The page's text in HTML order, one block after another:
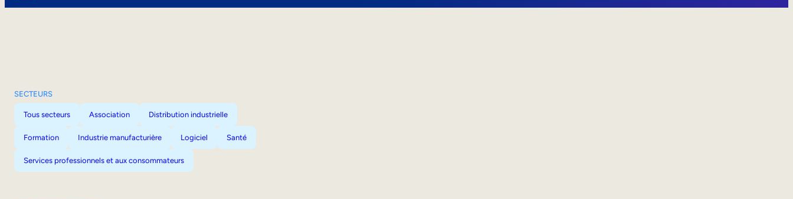
SECTEURS
Tous secteurs Association Distribution industrielle
Formation Industrie manufacturière Logiciel Santé
Services professionnels et aux consommateurs